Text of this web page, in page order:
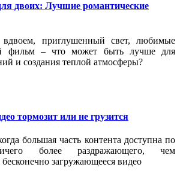
двоих: Лучшие романтические
приглушенный свет, любимые
фильм – что может быть лучше для
и создания теплой атмосферы?
тормозит или не грузится
большая часть контента доступна по
более раздражающего, чем
загружающееся видео